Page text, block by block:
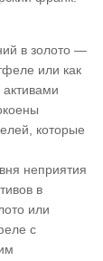
в золото —
или как
которые
неприятия
в
или
с